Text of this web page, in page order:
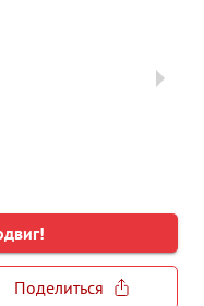
Поделиться